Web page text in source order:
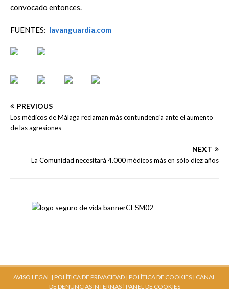
convocado entonces.
FUENTES: lavanguardia.com
PREVIOUS
Los médicos de Málaga reclaman más contundencia ante el aumento
de las agresiones
NEXT
La Comunidad necesitará 4.000 médicos más en sólo diez años
AVISO LEGAL | POLÍTICA DE PRIVACIDAD | POLÍTICA DE COOKIES | CANAL
DE DENUNCIAS INTERNAS| PANEL DE COOKIES